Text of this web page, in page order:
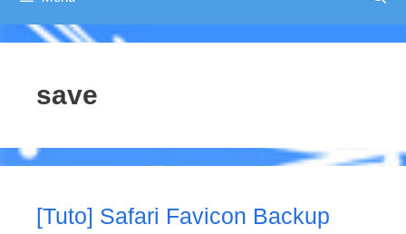
save
[Tuto] Safari Favicon Backup